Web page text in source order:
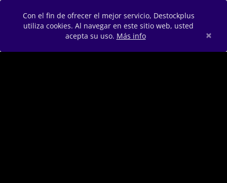
Con el fin de ofrecer el mejor servicio, Destockplus
utiliza cookies. Al navegar en este sitio web, usted
acepta su uso. Más info ×